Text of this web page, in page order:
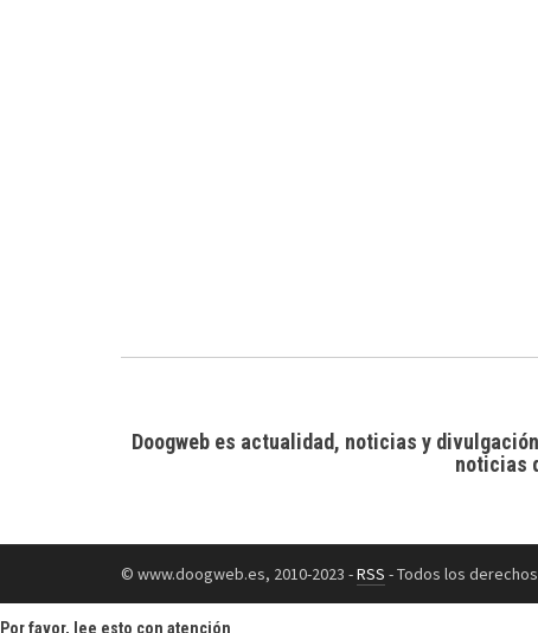
Doogweb es actualidad, noticias y
noticias
© www.doogweb.es, 2010-2023 -RSS - Todos los
Por favor, lee esto con atención